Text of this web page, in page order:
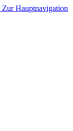
Zur Hauptnavigation